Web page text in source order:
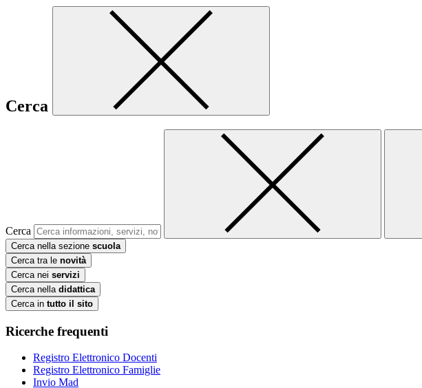
Cerca
Cerca
Cerca nella sezione scuola
Cerca tra le novità
Cerca nei servizi
Cerca nella didattica
Cerca in tutto il sito
Ricerche frequenti
Registro Elettronico Docenti
Registro Elettronico Famiglie
Invio Mad